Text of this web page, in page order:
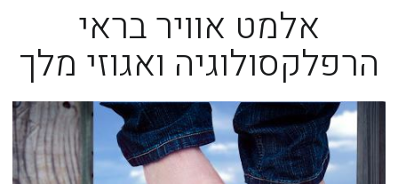
אלמט אוויר בראי
הרפלקסולוגיה ואגוזי מלך